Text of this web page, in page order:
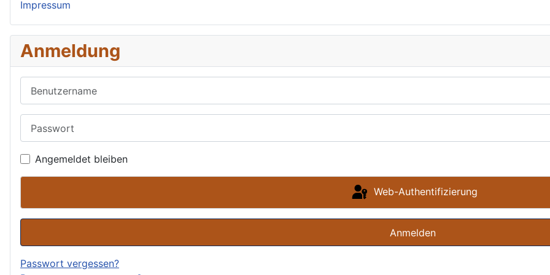
Impressum
Anmeldung
Angemeldet bleiben
Web-Authentifizierung
Anmelden
Passwort vergessen?